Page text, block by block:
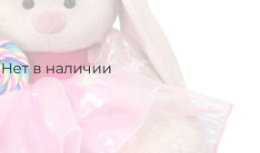
Нет в наличии